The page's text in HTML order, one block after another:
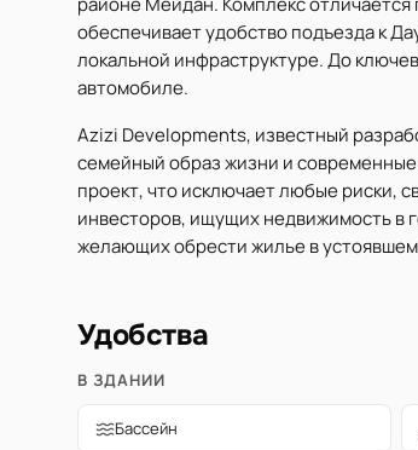
обеспечивает удобство подъезда к
локальной инфраструктуре. До
автомобиле.
Azizi Developments, известный
семейный образ жизни и
проект, что исключает любые риски,
инвесторов, ищущих недвижимость в
желающих обрести жилье в
Удобства
В ЗДАНИИ
Бассейн